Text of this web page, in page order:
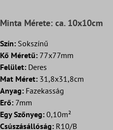
Minta Mérete: ca. 10x10cm
Szín: Sokszínű
Kő Méretű: 77x77mm
Felület: Deres
Mat Méret: 31,8x31,8cm
Anyag: Fazekasság
Erő: 7mm
Egy Szőnyeg: 0,10m²
Csúszásállóság: R10/B